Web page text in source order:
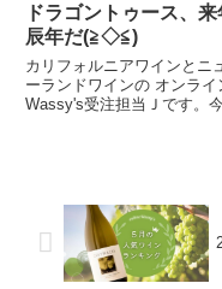
ドラゴントゥース、来
辰年だ(≧◇≦)
カリフォルニアワインとニ
ーランドワインの オンライ
Wassy's受注担当Ｊです。
ントゥースを思い浮かべた